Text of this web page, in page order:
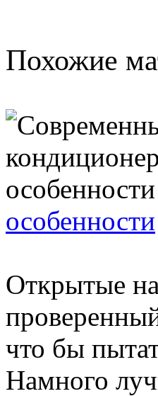
Похожие
особенности
Открытые
что бы
Намного